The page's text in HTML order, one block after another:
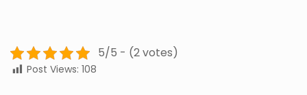
5/5 - (2 votes)
Post Views: 108